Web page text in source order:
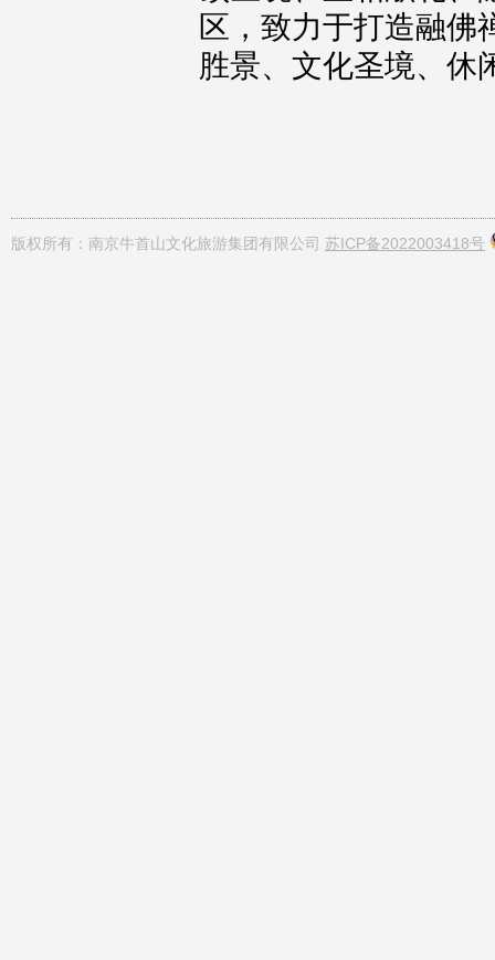
区，致力于打造融佛
胜景、文化圣境、休
版权所有：南京牛首山文化旅游集团有限公司 苏ICP备2022003418号